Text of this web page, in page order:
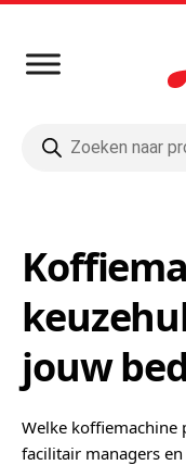
zoeken
jouw
Welke koffiemachine
facilitair managers